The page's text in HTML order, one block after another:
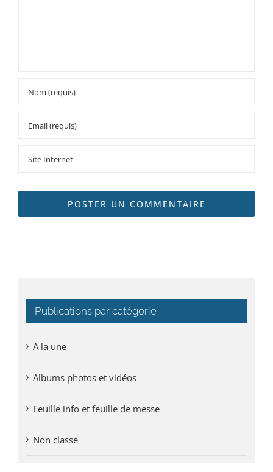
Publications par catégorie
A la une
Albums photos et vidéos
Feuille info et feuille de messe
Non classé